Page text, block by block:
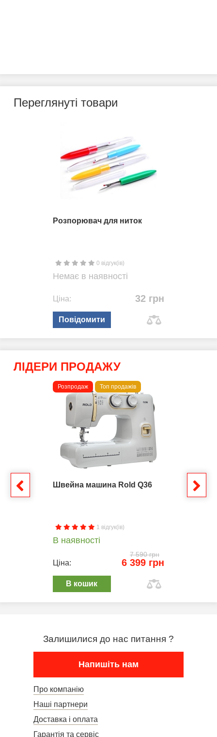
Переглянуті товари
Розпорювач для ниток
0 відгук(ів)
Немає в наявності
Ціна: 32 грн
Повідомити
ЛІДЕРИ ПРОДАЖУ
Розпродаж Топ продажів
Швейна машина Rold Q36
1 відгук(ів)
В наявності
7 590 грн
Ціна: 6 399 грн
В кошик
Залишилися до нас питання ?
Напишіть нам
Про компанію
Наші партнери
Доставка і оплата
Гарантія та сервіс